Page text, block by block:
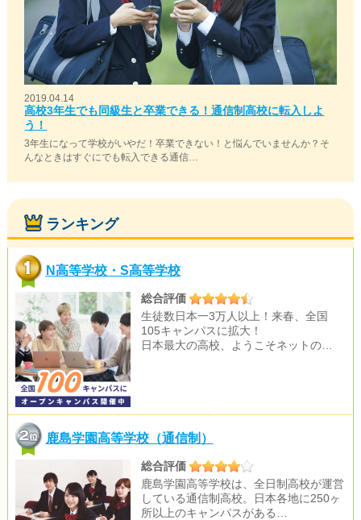
2019.04.14
高校3年生でも同級生と卒業できる！通信制高校に転入しよ
う！
3年生になって学校がいやだ！卒業できない！と悩んでいませんか？そ
んなときはすぐにでも転入できる通信…
ランキング
N高等学校・S高等学校
総合評価
生徒数日本一3万人以上！来春、全国
105キャンパスに拡大！
日本最大の高校、ようこそネットの…
鹿島学園高等学校（通信制）
総合評価
鹿島学園高等学校は、全日制高校が運営
している通信制高校。日本各地に250ヶ
所以上のキャンパスがある…